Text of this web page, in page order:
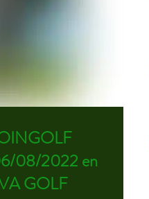
08/2022 en
GOLF